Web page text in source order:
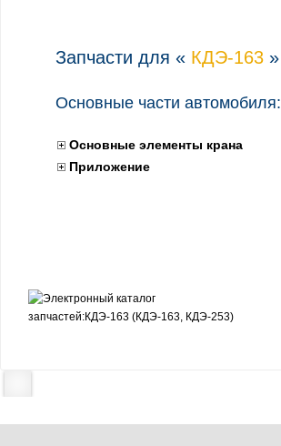
Запчасти для « КДЭ-163 »
Основные части автомобиля:
Основные элементы крана
Приложение